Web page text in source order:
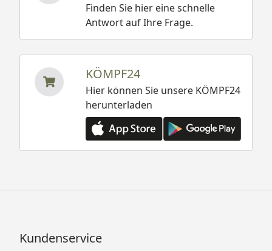
Finden Sie hier eine schnelle
Antwort auf Ihre Frage.
KÖMPF24
Hier können Sie unsere KÖMPF24
herunterladen
Kundenservice